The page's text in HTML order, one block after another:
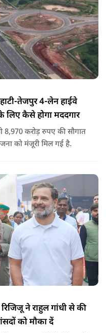
तेजपुर 4-लेन हाईवे
लिए कैसे होगा मददगार
करोड़ रुपए की सौगात
को मंजूरी मिल गई है.
ने राहुल गांधी से की
को मौका दें